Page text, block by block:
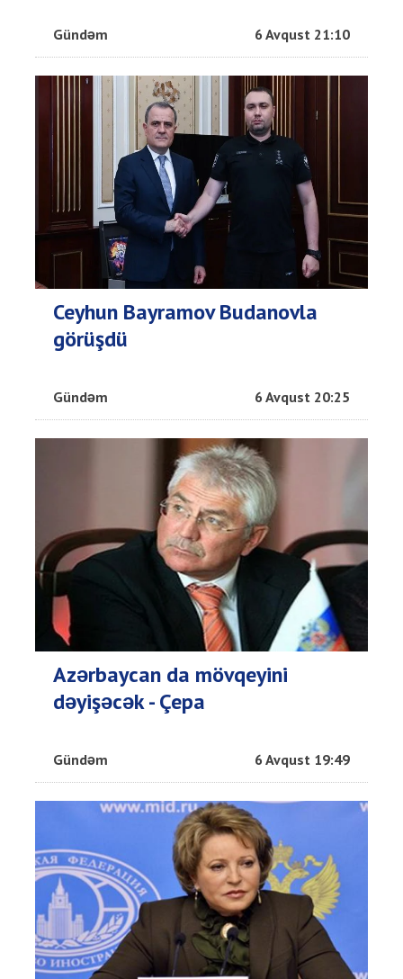
Gündəm 6 Avqust 21:10
Ceyhun Bayramov Budanovla
görüşdü
Gündəm 6 Avqust 20:25
Azərbaycan da mövqeyini
dəyişəcək - Çepa
Gündəm 6 Avqust 19:49